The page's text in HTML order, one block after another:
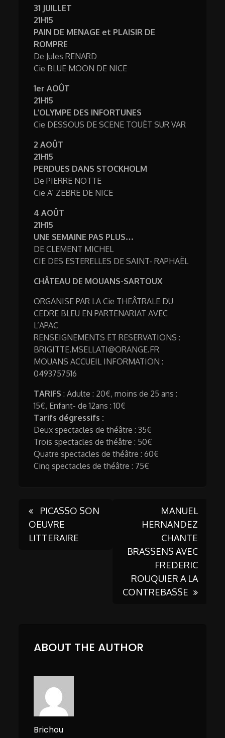
31 JUILLET
21H15
PAIN DE MENAGE et PLAISIR DE
ROMPRE
De Jules RENARD
Cie BLUE MOON DE NICE
1er AOÛT
21H15
L’OLYMPE DES INFORTUNES
Cie DESSOUS DE SCENE TOUËT SUR VAR
2 AOÛT
21H15
PERDUES DANS STOCKHOLM
De PIERRE NOTTE
Cie A’ ZEBRE DE NICE
4 AOÛT
21H15
UNE SEMAINE PAS PLUS…
DE CLEMENT MICHEL
CIE DES ESTERELLES DE SAINT- RAPHAËL
CHÂTEAU DE MOUANS-SARTOUX
ORGANISE PAR LA Cie THEÂTRALE DU
CEDRE BLEU EN PARTENARIAT AVEC
L’APAC
RENSEIGNEMENTS ET RESERVATIONS :
BRIGITTE.MSELLATI@ORANGE.FR
MOUANS ACCUEIL INFORMATION :
0493757516
TARIFS: Adulte : 20€, moins de 25 ans :
15€, Enfant- de 12ans : 10€
Tarifs dégressifs :
Deux spectacles de théâtre : 35€
Trois spectacles de théâtre : 50€
Quatre spectacles de théâtre : 60€
Cinq spectacles de théâtre : 75€
Post
navigation
PICASSO SON
OEUVRE
LITTERAIRE
MANUEL
HERNANDEZ
CHANTE
BRASSENS AVEC
FREDERIC
ROUQUIER A LA
CONTREBASSE
ABOUT THE AUTHOR
Brichou